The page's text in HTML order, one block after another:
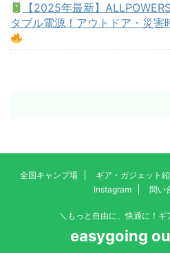
【2025年最新】
タブル電源！アウトドア・災害
全国キャンプ場 ギア・ガジェット
Instagram
問い
＼もっと自由に、快適に！ギ
easygoing